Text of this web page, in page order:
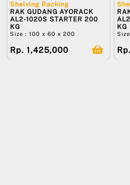
Shelving Racking
RAK GUDANG AYORACK
AL2-1020S STARTER 200
KG
Size : 100 x 60 x 200
Rp. 1,425,000
KG